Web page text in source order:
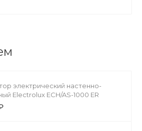
электрический настенно-
Electrolux ECH/AS-1000 ER